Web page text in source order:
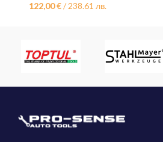
122,00€ / 238.61 лв.